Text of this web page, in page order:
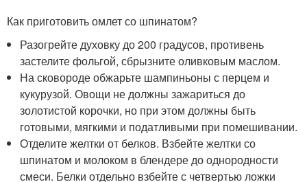
Как приготовить омлет со шпинатом?
Разогрейте духовку до 200 градусов, противень
застелите фольгой, сбрызните оливковым маслом.
На сковороде обжарьте шампиньоны с перцем и
кукурузой. Овощи не должны зажариться до
золотистой корочки, но при этом должны быть
готовыми, мягкими и податливыми при помешивании.
Отделите желтки от белков. Взбейте желтки со
шпинатом и молоком в блендере до однородности
смеси. Белки отдельно взбейте с четвертью ложки